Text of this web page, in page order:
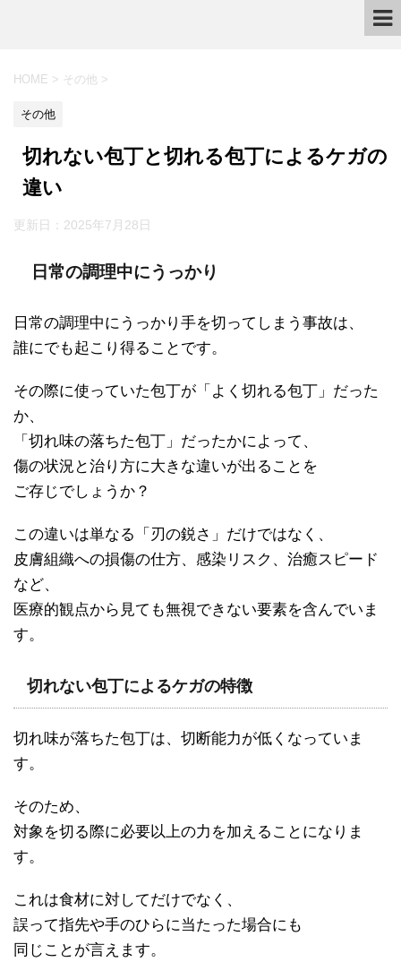
HOME > その他 >
その他
切れない包丁と切れる包丁によるケガの
違い
更新日： 2025年7月28日
日常の調理中にうっかり
日常の調理中にうっかり手を切ってしまう事故は、
誰にでも起こり得ることです。
その際に使っていた包丁が「よく切れる包丁」だった
か、
「切れ味の落ちた包丁」だったかによって、
傷の状況と治り方に大きな違いが出ることを
ご存じでしょうか？
この違いは単なる「刃の鋭さ」だけではなく、
皮膚組織への損傷の仕方、感染リスク、治癒スピード
など、
医療的観点から見ても無視できない要素を含んでいま
す。
切れない包丁によるケガの特徴
切れ味が落ちた包丁は、切断能力が低くなっていま
す。
そのため、
対象を切る際に必要以上の力を加えることになりま
す。
これは食材に対してだけでなく、
誤って指先や手のひらに当たった場合にも
同じことが言えます。